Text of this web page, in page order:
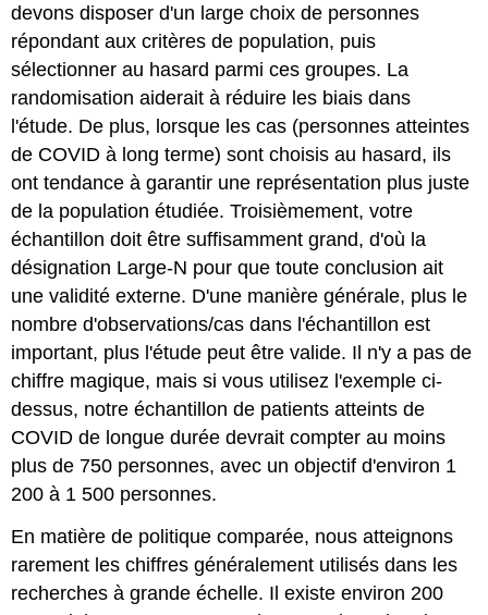
devons disposer d'un large choix de personnes
répondant aux critères de population, puis
sélectionner au hasard parmi ces groupes. La
randomisation aiderait à réduire les biais dans
l'étude. De plus, lorsque les cas (personnes atteintes
de COVID à long terme) sont choisis au hasard, ils
ont tendance à garantir une représentation plus juste
de la population étudiée. Troisièmement, votre
échantillon doit être suffisamment grand, d'où la
désignation Large-N pour que toute conclusion ait
une validité externe. D'une manière générale, plus le
nombre d'observations/cas dans l'échantillon est
important, plus l'étude peut être valide. Il n'y a pas de
chiffre magique, mais si vous utilisez l'exemple ci-
dessus, notre échantillon de patients atteints de
COVID de longue durée devrait compter au moins
plus de 750 personnes, avec un objectif d'environ 1
200 à 1 500 personnes.
En matière de politique comparée, nous atteignons
rarement les chiffres généralement utilisés dans les
recherches à grande échelle. Il existe environ 200